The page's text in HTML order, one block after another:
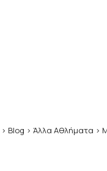
> Blog > Άλλα Αθλήματα >